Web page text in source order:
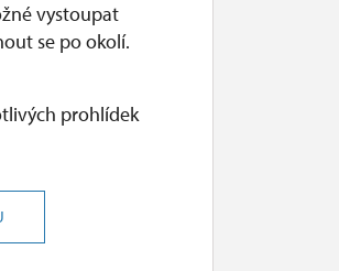
vystoupat
se po okolí.
prohlídek